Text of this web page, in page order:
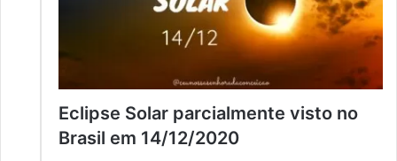
Eclipse Solar parcialmente visto no
Brasil em 14/12/2020